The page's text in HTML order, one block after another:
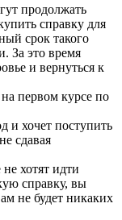
продолжать
справку для
срок такого
За это время
и вернуться к
первом курсе по
и хочет поступить
сдавая
хотят идти
справку, вы
не будет никаких